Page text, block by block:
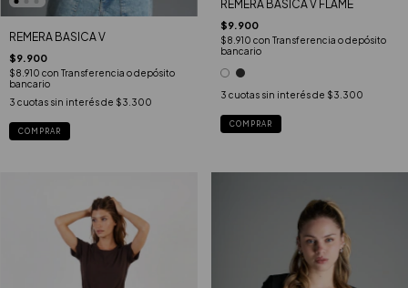
REMERA BASICA V
$9.900
$8.910 con Transferencia o depósito
bancario
3 cuotas sin interés de $3.300
COMPRAR
REMERA BASICA V FLAME
$9.900
$8.910 con Transferencia o depósito
bancario
3 cuotas sin interés de $3.300
COMPRAR